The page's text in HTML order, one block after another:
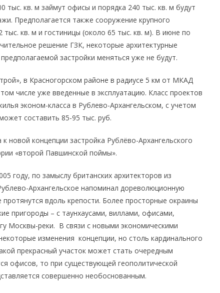
тыс. кв. м займут офисы и порядка 240 тыс. кв. м будут
Предполагается также сооружение крупного
кв. м и гостиницы (около 65 тыс. кв. м). В июне по
решение ГЗК, некоторые архитектурные
застройки меняться уже не будут.
в Красногорском районе в радиусе 5 км от МКАД
числе уже введенные в эксплуатацию. Класс проектов
эконом-класса в Рублево-Архангельском, с учетом
составить 85-95 тыс. руб.
новой концепции застройка Рублёво-Архангельского
«второй Павшинской поймы».
году, по замыслу британских архитекторов из
Архангельское напоминал дореволюционную
вдоль крепости. Более просторные окраины
пригороды – с таунхаусами, виллами, офисами,
Москвы-реки. В связи с новыми экономическими
изменения концепции, но столь кардинального
прекрасный участок может стать очередным
офисов, то при существующей геополитической
совершенно необоснованным.